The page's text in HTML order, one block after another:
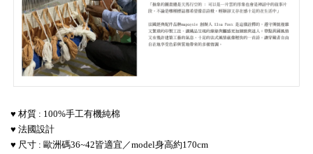
♥ 材質 : 100%手工有機純棉
♥ 法國設計
♥ 尺寸 : 歐洲碼36~42皆適宜／model身高約170cm